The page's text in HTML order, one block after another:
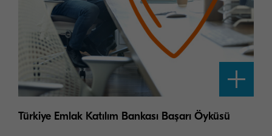
Türkiye Emlak Katılım Bankası Başarı Öyküsü